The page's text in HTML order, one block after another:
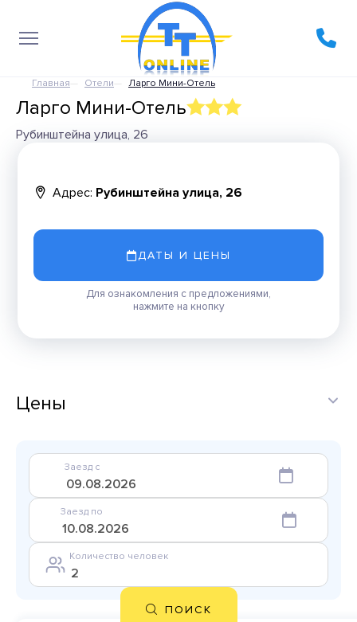
Главная Отели Ларго Мини-Отель
Ларго Мини-Отель
Рубинштейна улица, 26
Адрес: Рубинштейна улица, 26
ДАТЫ И ЦЕНЫ
Для ознакомления с предложениями,
нажмите на кнопку
Цены
Заезд с
Заезд по
Количество человек
ПОИСК